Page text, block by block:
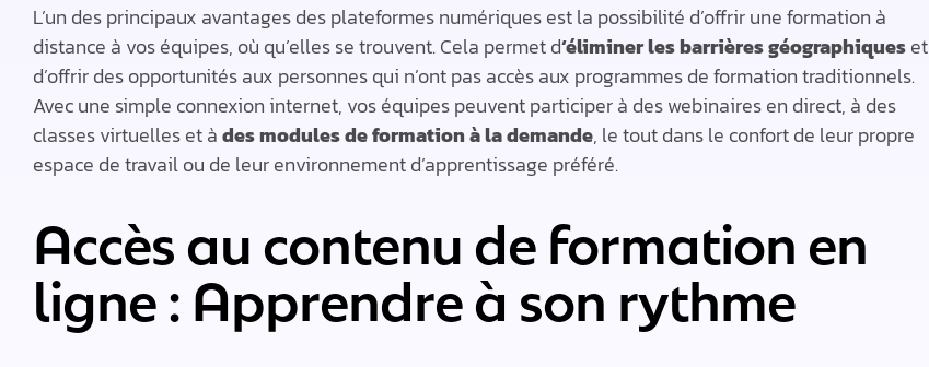
L’un des principaux avantages des plateformes numériques est la possibilité d’offrir une formation à
distance à vos équipes, où qu’elles se trouvent. Cela permet d‘éliminer les barrières géographiqueset
d’offrir des opportunités aux personnes qui n’ont pas accès aux programmes de formation traditionnels.
Avec une simple connexion internet, vos équipes peuvent participer à des webinaires en direct, à des
classes virtuelles et àdes modules de formation à la demande, le tout dans le confort de leur propre
espace de travail ou de leur environnement d’apprentissage préféré.
Accès au contenu de formation en
ligne : Apprendre à son rythme